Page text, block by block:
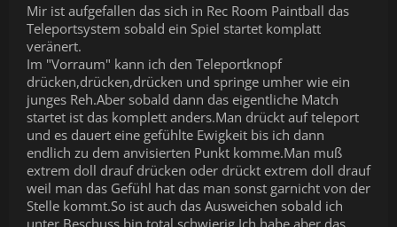
Mir ist aufgefallen das sich in Rec Room Paintball das
Teleportsystem sobald ein Spiel startet komplatt
veränert.
Im "Vorraum" kann ich den Teleportknopf
drücken,drücken,drücken und springe umher wie ein
junges Reh.Aber sobald dann das eigentliche Match
startet ist das komplett anders.Man drückt auf teleport
und es dauert eine gefühlte Ewigkeit bis ich dann
endlich zu dem anvisierten Punkt komme.Man muß
extrem doll drauf drücken oder drückt extrem doll drauf
weil man das Gefühl hat das man sonst garnicht von der
Stelle kommt.So ist auch das Ausweichen sobald ich
unter Beschuss bin total schwierig.Ich habe aber das